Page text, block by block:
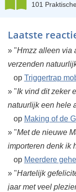
101
Laatste
» "Hmzz alleen via
verzenden
op Triggertrap
» "Ik vind dit zeker
natuurlijk een hele
op Making of de
» "Met de nieuwe
importeren denk ik
op Meerdere
» "Hartelijk
jaar met veel